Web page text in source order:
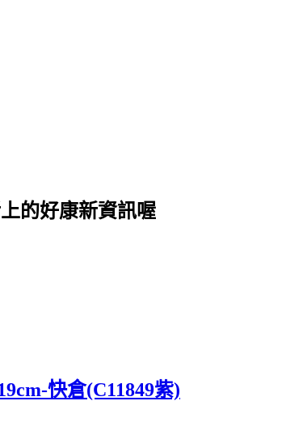
的好康新資訊喔
快倉(C11849紫)